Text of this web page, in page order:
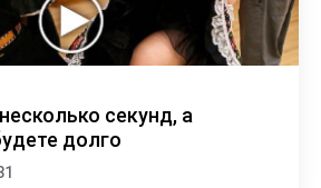
секунд, а
долго